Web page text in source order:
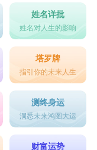
姓名详批
姓名对人生的影响
塔罗牌
指引你的未来人生
测终身运
洞悉未来鸿图大运
财富运势